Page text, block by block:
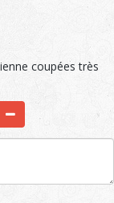
coupées très